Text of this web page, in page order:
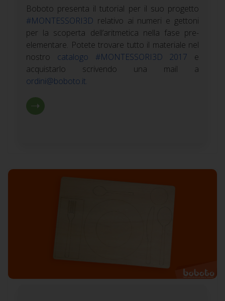
Boboto presenta il tutorial per il suo progetto
#MONTESSORI3D relativo ai numeri e gettoni
per la scoperta dell’aritmetica nella fase pre-
elementare. Potete trovare tutto il materiale nel
nostro catalogo #MONTESSORI3D 2017 e
acquistarlo scrivendo una mail a
ordini@boboto.it.